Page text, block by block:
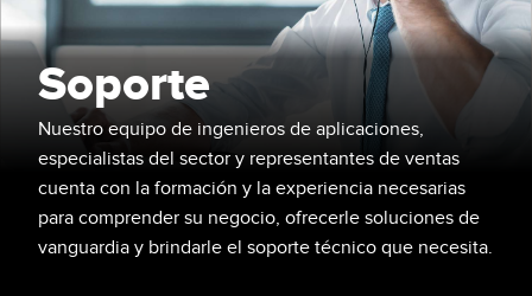
SENSORES
Sensores Fotoeléctricos
Medición de Distancia Láser
Cortinas de Medición
Tiempo de Vuelo
Sensores de Radar
IIOT Y LA FÁBRICA
INTELIGENTE
Call for Parts, Service, or Pallet Pickup
Leading Edge Detection
Machine Monitoring/Overall Equipment Effectiveness
Monitoreo de Condiciones: Mantenimiento Predictivo y
Soporte
Nuestro equipo de ingenieros de aplicaciones,
especialistas del sector y representantes de ventas
cuenta con la formación y la experiencia necesarias
para comprender su negocio, ofrecerle soluciones de
vanguardia y brindarle el soporte técnico que necesita.